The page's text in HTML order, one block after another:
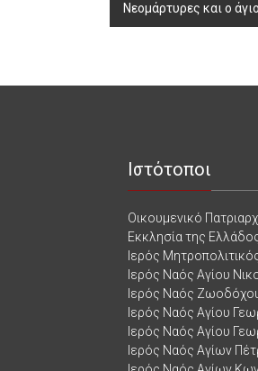
navigation
Νεομάρτυρες και ο
Ιστότοποι
Οικουμενικό
Εκκλησία της
Ιερός
Ιερός Ναός Αγίου
Ιερός Ναός
Ιερός Ναός Αγίου
Ιερός Ναός Αγίου
Ιερός Ναός Αγίων